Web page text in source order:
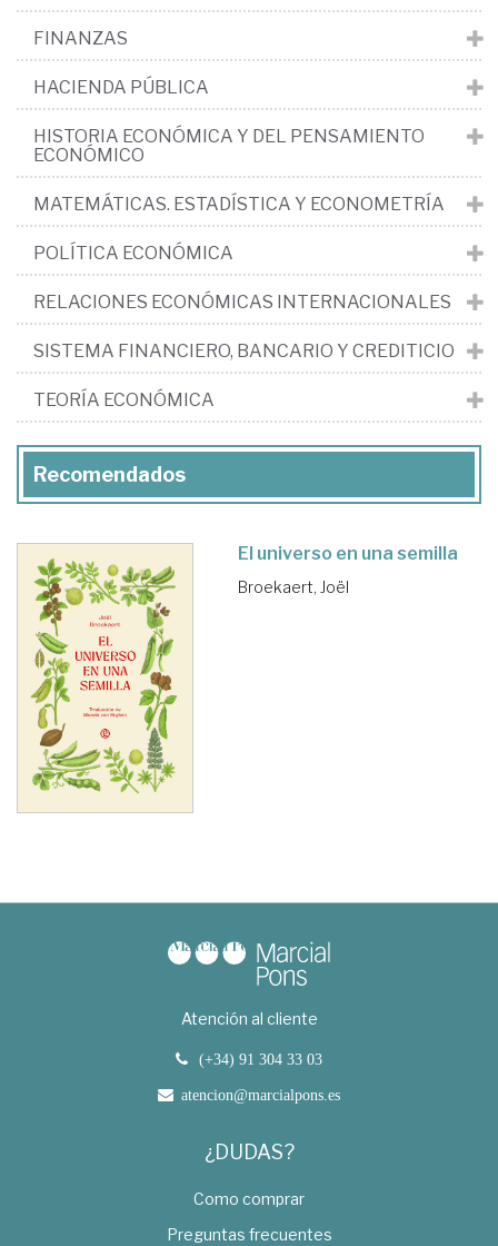
FINANZAS
HACIENDA PÚBLICA
HISTORIA ECONÓMICA Y DEL PENSAMIENTO
ECONÓMICO
MATEMÁTICAS. ESTADÍSTICA Y ECONOMETRÍA
POLÍTICA ECONÓMICA
RELACIONES ECONÓMICAS INTERNACIONALES
SISTEMA FINANCIERO, BANCARIO Y CREDITICIO
TEORÍA ECONÓMICA
Recomendados
El universo en una semilla
Broekaert, Joël
Atención al cliente
(+34) 91 304 33 03
atencion@marcialpons.es
¿DUDAS?
Como comprar
Preguntas frecuentes